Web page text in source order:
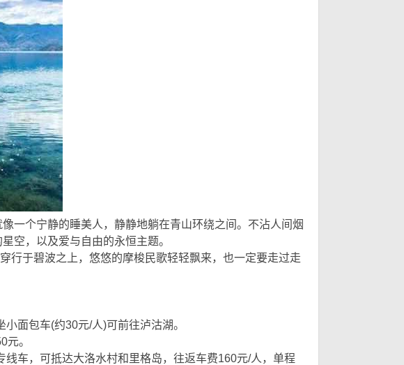
要 要
个宁静的睡美人，静静地躺在青山环绕之间。不沾人间烟
空，以及爱与自由的永恒主题。
于碧波之上，悠悠的摩梭民歌轻轻飘来，也一定要走过走
面包车(约30元/人)可前往泸沽湖。
。
车，可抵达大洛水村和里格岛，往返车费160元/人，单程